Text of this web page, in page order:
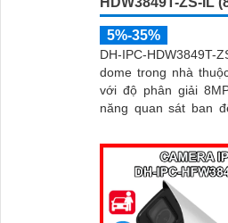
5%-35%
DH-IPC-HDW3849T-
dome trong nhà
với độ phân giải
năng quan sát ban
công nghệ AI,
xác người và
micro ghi âm và khe
512GB đảm bảo lưu
tiết, hỗ trợ PoE tiện